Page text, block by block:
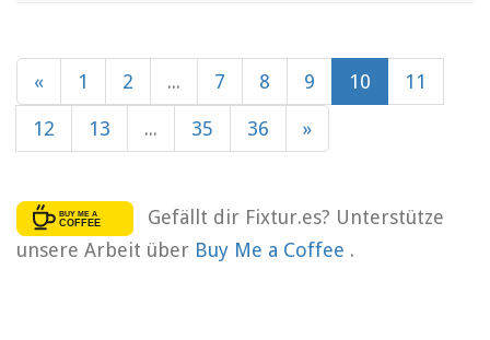
« 1 2 ... 7 8 9 10 11
12 13 ... 35 36 »
Gefällt dir Fixtur.es? Unterstütze
unsere Arbeit über Buy Me a Coffee .